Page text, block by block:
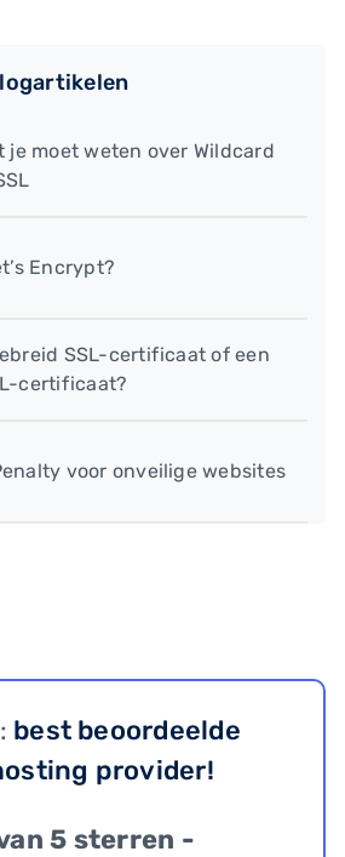
je moet weten over Wildcard
Encrypt?
SSL-certificaat of een
certificaat?
voor onveilige websites
best beoordeelde
provider!
5 sterren -